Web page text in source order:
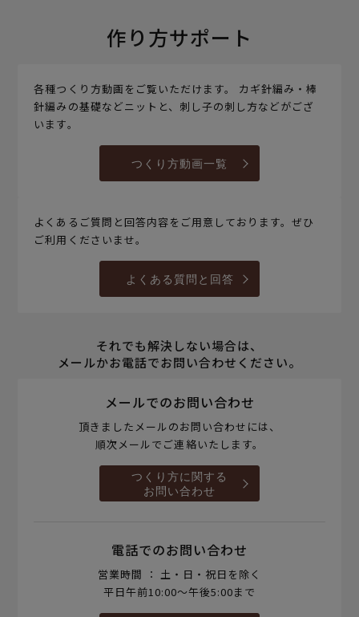
作り方サポート
各種つくり方動画をご覧いただけます。 カギ針編み・棒
針編みの基礎などニットと、刺し子の刺し方などがござ
います。
つくり方動画一覧
よくあるご質問と回答内容をご用意しております。ぜひ
ご利用くださいませ。
よくある質問と回答
それでも解決しない場合は、
メールかお電話でお問い合わせください。
メールでのお問い合わせ
頂きましたメールのお問い合わせには、
順次メールでご連絡いたします。
つくり方に関する
お問い合わせ
電話でのお問い合わせ
営業時間 ： 土・日・祝日を除く
平日午前10:00～午後5:00まで